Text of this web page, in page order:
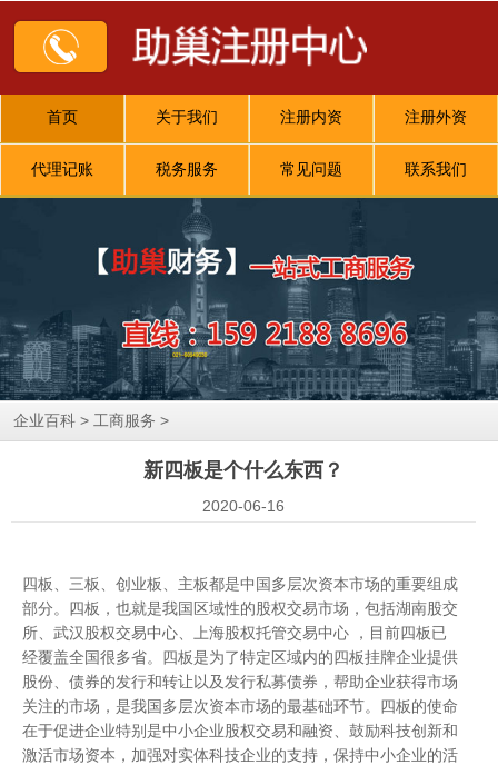
首页 关于我们 注册内资 注册外资
代理记账 税务服务 常见问题 联系我们
企业百科 > 工商服务 >
新四板是个什么东西？
2020-06-16
四板、三板、创业板、主板都是中国多层次资本市场的重要组成
部分。四板，也就是我国区域性的股权交易市场，包括湖南股交
所、武汉股权交易中心、上海股权托管交易中心 ，目前四板已
经覆盖全国很多省。四板是为了特定区域内的四板挂牌企业提供
股份、债券的发行和转让以及发行私募债券，帮助企业获得市场
关注的市场，是我国多层次资本市场的最基础环节。四板的使命
在于促进企业特别是中小企业股权交易和融资、鼓励科技创新和
激活市场资本，加强对实体科技企业的支持，保持中小企业的活